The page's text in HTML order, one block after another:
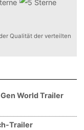
Qualität der verteilten
World Trailer
Trailer